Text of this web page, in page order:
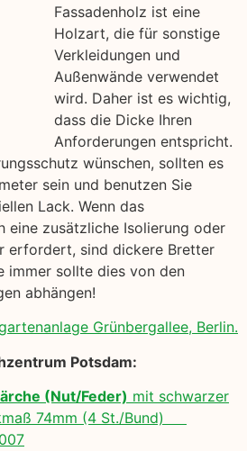
Fassadenholz ist eine
Holzart, die für sonstige
Verkleidungen und
Außenwände verwendet
wird. Daher ist es wichtig,
dass die Dicke Ihren
Anforderungen entspricht.
wünschen, sollten es
sein und benutzen Sie
Lack. Wenn das
eine zusätzliche Isolierung oder
erfordert, sind dickere Bretter
immer sollte dies von den
abhängen!
Grünbergallee, Berlin.
Potsdam:
(Nut/Feder) mit schwarzer
74mm (4 St./Bund)